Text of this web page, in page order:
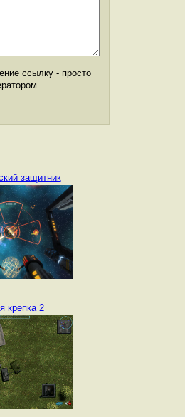
ссылку - просто
защитник
крепка 2